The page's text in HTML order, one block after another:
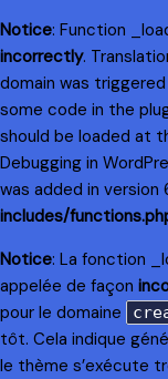
Notice: Function
incorrectly.
domain was
some code in the
should be loaded at
Debugging in
was added in version
includes/
Notice: La fonction
appelée de façon
pour le domaine
tôt. Cela indique
le thème s’exécute